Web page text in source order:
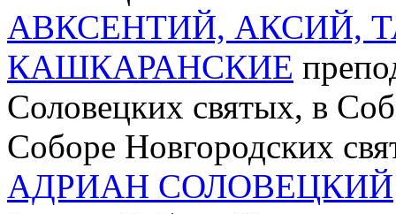
АВКСЕНТИЙ, АКСИЙ,
КАШКАРАНСКИЕ
Соловецких святых, в
Соборе Новгородских
АДРИАН СОЛОВЕЦКИЙ